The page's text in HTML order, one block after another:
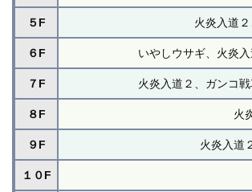
５F 火炎入道
６F いやしウサギ、火炎
７F 火炎入道２、ガンコ
８F 火
９F 火炎入道
１０F